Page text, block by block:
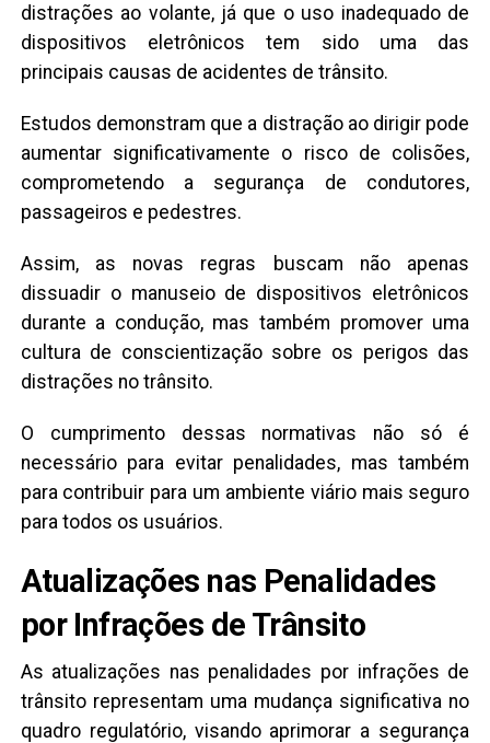
distrações ao volante, já que o uso inadequado de
dispositivos eletrônicos tem sido uma das
principais causas de acidentes de trânsito.
Estudos demonstram que a distração ao dirigir pode
aumentar significativamente o risco de colisões,
comprometendo a segurança de condutores,
passageiros e pedestres.
Assim, as novas regras buscam não apenas
dissuadir o manuseio de dispositivos eletrônicos
durante a condução, mas também promover uma
cultura de conscientização sobre os perigos das
distrações no trânsito.
O cumprimento dessas normativas não só é
necessário para evitar penalidades, mas também
para contribuir para um ambiente viário mais seguro
para todos os usuários.
Atualizações nas Penalidades
por Infrações de Trânsito
As atualizações nas penalidades por infrações de
trânsito representam uma mudança significativa no
quadro regulatório, visando aprimorar a segurança